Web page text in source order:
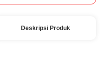
Deskripsi Produk